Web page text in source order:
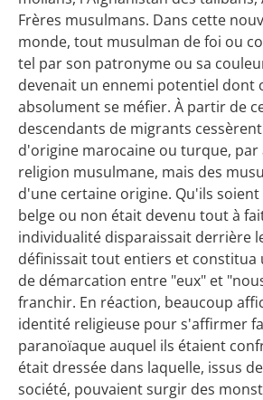
Frères musulmans. Dans cette
monde, tout musulman de foi ou
tel par son patronyme ou sa
devenait un ennemi potentiel dont
absolument se méfier. À partir de
descendants de migrants
d'origine marocaine ou turque, par
religion musulmane, mais des
d'une certaine origine. Qu'ils
belge ou non était devenu tout à
individualité disparaissait derrière
définissait tout entiers et constitua
de démarcation entre "eux" et
franchir. En réaction, beaucoup
identité religieuse pour s'affirmer
paranoïaque auquel ils étaient
était dressée dans laquelle, issus
société, pouvaient surgir des